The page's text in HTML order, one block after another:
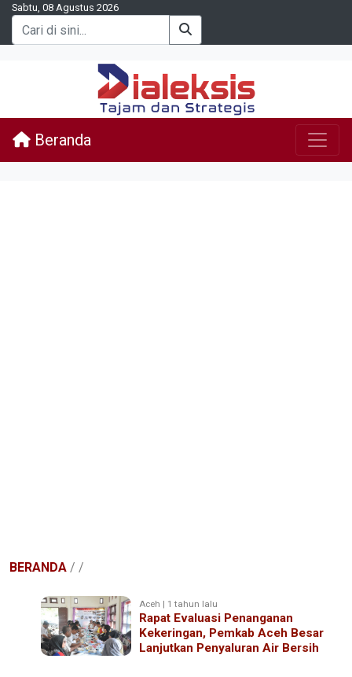
Sabtu, 08 Agustus 2026
Beranda
BERANDA / /
Aceh | 1 tahun lalu
Rapat Evaluasi Penanganan
Kekeringan, Pemkab Aceh Besar
Lanjutkan Penyaluran Air Bersih